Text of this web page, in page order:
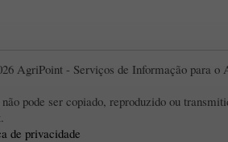
AgriPoint - Serviços de Informação para o
pode ser copiado, reproduzido ou
de privacidade